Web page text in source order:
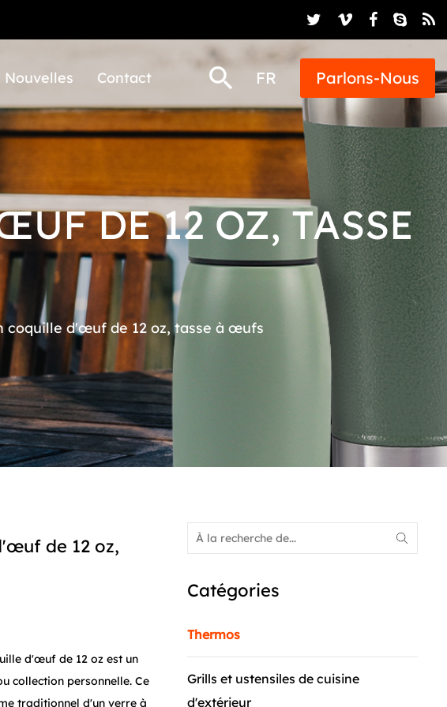
Nouvelles Contact FR Parlons-Nous
DE 12 OZ, TASSE
coquille d'œuf de 12 oz, tasse à œufs
de 12 oz,
d'œuf de 12 oz est un
collection personnelle. Ce
traditionnel d'un verre à
Catégories
Thermos
Grills et ustensiles de cuisine
d'extérieur